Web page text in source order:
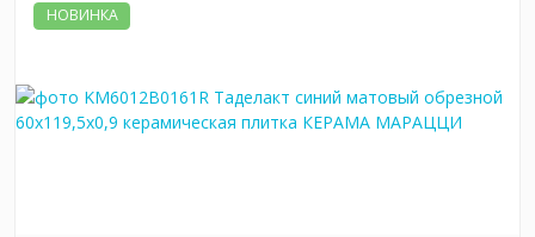
НОВИНКА